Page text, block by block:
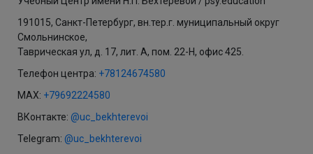
191015, Санкт-Петербург, вн.тер.г. муниципальный округ
Смольнинское,
Таврическая ул, д. 17, лит. А, пом. 22-Н, офис 425.
Телефон центра: +78124674580
MAX: +79692224580
ВКонтакте: @uc_bekhterevoi
Telegram: @uc_bekhterevoi